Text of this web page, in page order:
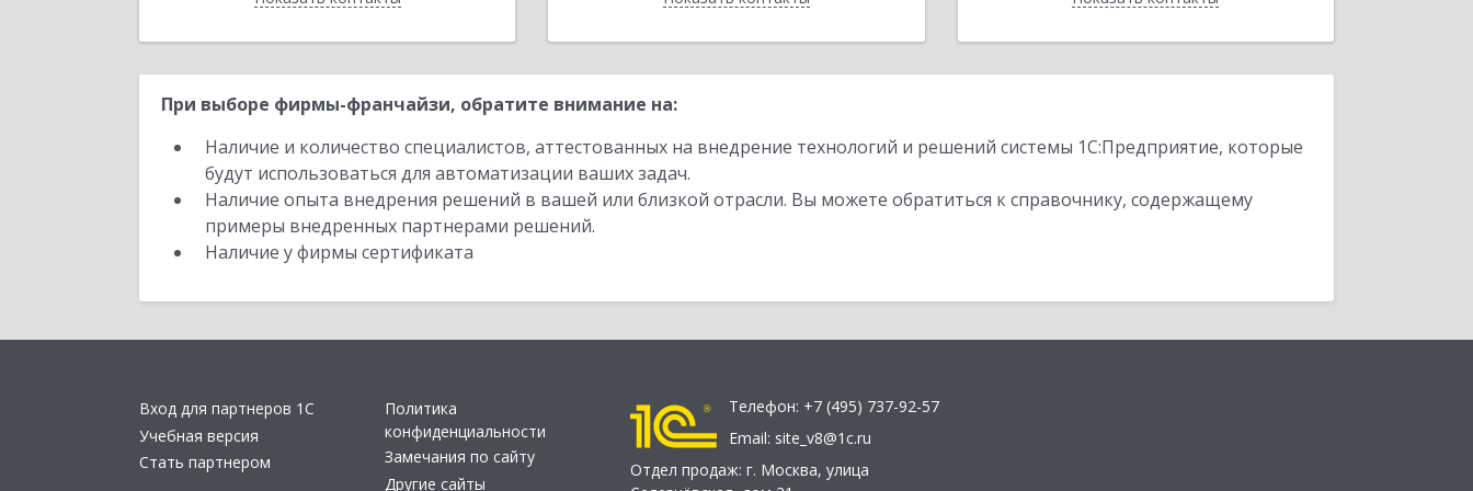
При выборе фирмы-франчайзи, обратите внимание на:
Наличие и количество специалистов, аттестованных на внедрение технологий и решений системы 1С:Предприятие, которые
будут использоваться для автоматизации ваших задач.
Наличие опыта внедрения решений в вашей или близкой отрасли. Вы можете обратиться к справочнику, содержащему
примеры внедренных партнерами решений.
Наличие у фирмы сертификата
Вход для партнеров 1С
Учебная версия
Стать партнером
Политика
конфиденциальности
Замечания по сайту
Другие сайты
Телефон: +7 (495) 737-92-57
Email: site_v8@1c.ru
Отдел продаж: г. Москва, улица